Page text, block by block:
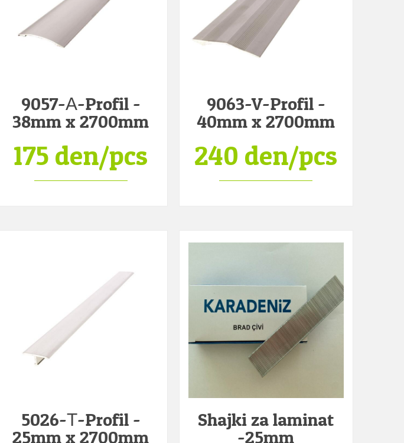
9057-А-Profil -
38mm x 2700mm
175 den/pcs
9063-V-Profil -
40mm x 2700mm
240 den/pcs
5026-Т-Profil -
25mm x 2700mm
Shajki za laminat
-25mm